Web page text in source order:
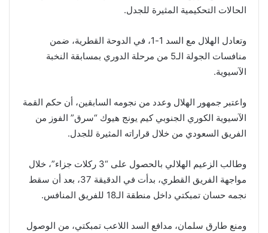
الحالات التحكيمية المثيرة للجدل.
وتعادل الهلال مع السد 1-1، في الدوحة القطرية، ضمن
منافسات الجولة الـ5 من مرحلة الدوري بمسابقة النخبة
الآسيوية.
واعتبر جمهور الهلال وعدد من نجومه السابقين، أن حكم القمة
الآسيوية الكوري الجنوبي كيم يونج هيوك “سرق” الفوز من
الفريق السعودي من خلال قراراته المثيرة للجدل.
وطالب الزعيم الهلالي بالحصول على “3 ركلات جزاء”، خلال
مواجهة الفريق القطري، بدأت في الدقيقة 37، بعد أن سقط
نجمه حسان تمبكتي داخل منطقة الـ18 للفريق المنافس.
ومنع طارق سلمان، مدافع السد اللاعب تمبكتي، من الوصول